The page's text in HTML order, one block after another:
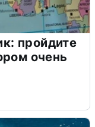
пройдите
очень